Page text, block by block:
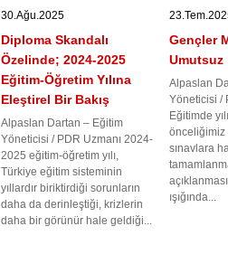
30.Ağu.2025
Diploma Skandalı
Özelinde; 2024-2025
Eğitim-Öğretim Yılına
Eleştirel Bir Bakış
Alpaslan Dartan – Eğitim
Yöneticisi / PDR Uzmanı 2024-
2025 eğitim-öğretim yılı,
Türkiye eğitim sisteminin
yıllardır biriktirdiği sorunların
daha da derinleştiği, krizlerin
daha bir görünür hale geldiği...
Gençler
Umutsuz
Alpaslan
Yöneticisi /
Eğitimde
önceliğimiz
sınavlara
ışığında...